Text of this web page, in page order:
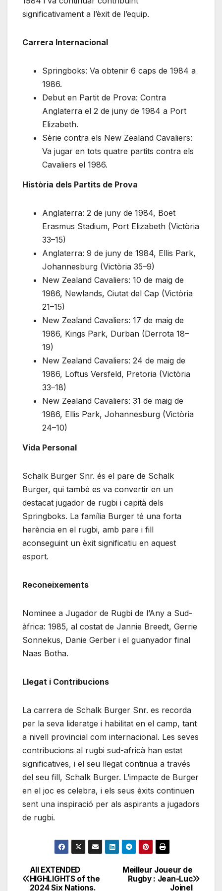
significativament a l’èxit de l’equip.
Carrera Internacional
Springboks: Va obtenir 6 caps de 1984 a
1986.
Debut en Partit de Prova: Contra
Anglaterra el 2 de juny de 1984 a Port
Elizabeth.
Sèrie contra els New Zealand Cavaliers:
Va jugar en tots quatre partits contra els
Cavaliers el 1986.
Història dels Partits de Prova
Anglaterra: 2 de juny de 1984, Boet
Erasmus Stadium, Port Elizabeth (Victòria
33–15)
Anglaterra: 9 de juny de 1984, Ellis Park,
Johannesburg (Victòria 35–9)
New Zealand Cavaliers: 10 de maig de
1986, Newlands, Ciutat del Cap (Victòria
21–15)
New Zealand Cavaliers: 17 de maig de
1986, Kings Park, Durban (Derrota 18–
19)
New Zealand Cavaliers: 24 de maig de
1986, Loftus Versfeld, Pretoria (Victòria
33–18)
New Zealand Cavaliers: 31 de maig de
1986, Ellis Park, Johannesburg (Victòria
24–10)
Vida Personal
Schalk Burger Snr. és el pare de Schalk
Burger, qui també es va convertir en un
destacat jugador de rugbi i capità dels
Springboks. La família Burger té una forta
herència en el rugbi, amb pare i fill
aconseguint un èxit significatiu en aquest
esport.
Reconeixements
Nominee a Jugador de Rugbi de l’Any a Sud-
àfrica: 1985, al costat de Jannie Breedt, Gerrie
Sonnekus, Danie Gerber i el guanyador final
Naas Botha.
Llegat i Contribucions
La carrera de Schalk Burger Snr. es recorda
per la seva lideratge i habilitat en el camp, tant
a nivell provincial com internacional. Les seves
contribucions al rugbi sud-africà han estat
significatives, i el seu llegat continua a través
del seu fill, Schalk Burger. L’impacte de Burger
en el joc es celebra, i els seus èxits continuen
sent una inspiració per als aspirants a jugadors
de rugbi.
Post
Meilleur Joueur de
Rugby : Jean-Luc
Joinel
All EXTENDED
HIGHLIGHTS of the
2024 Six Nations.